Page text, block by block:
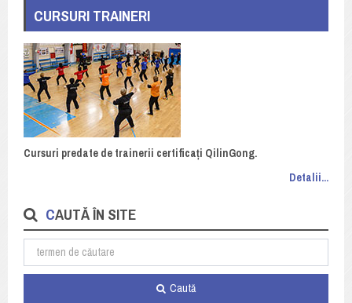
CURSURI TRAINERI
Cursuri predate de trainerii certificați QilinGong.
Detalii...
CAUTĂ ÎN SITE
Caută